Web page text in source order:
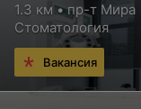
1.3 км • пр-т Мира
Стоматология
Вакансия